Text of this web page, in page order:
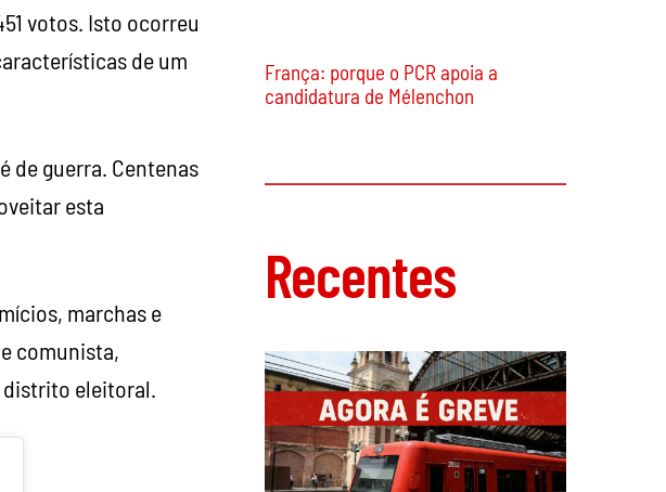
votos. Isto ocorreu
de um
de guerra. Centenas
esta
marchas e
comunista,
distrito eleitoral.
candidatura de Mélenchon
Recentes